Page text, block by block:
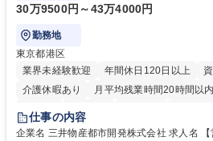
30万9500円～43万4000円
勤務地
東京都港区
業界未経験歓迎
年間休日120日以上
介護休暇あり
月平均残業時間20時間以内
在宅OK
賞与あり
駅近5分以内
土日祝休み 寮・社宅あり
仕事の内容
企業名 三井物産都市開発株式会社 求人名 【営業事務】業務職/三井物産グ